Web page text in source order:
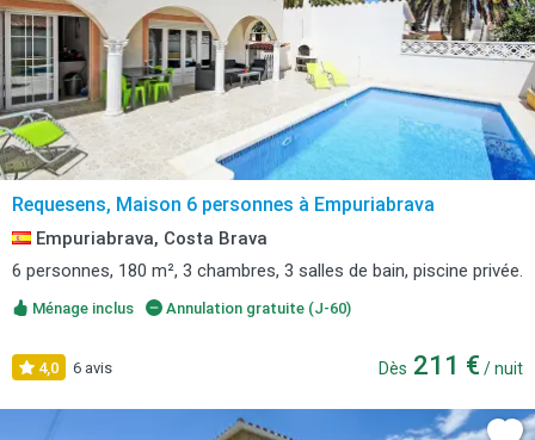
Requesens, Maison 6 personnes à Empuriabrava
Empuriabrava, Costa Brava
6 personnes, 180 m², 3 chambres, 3 salles de bain, piscine privée.
Ménage inclus Annulation gratuite (J-60)
4,0 6 avis Dès 211 € / nuit